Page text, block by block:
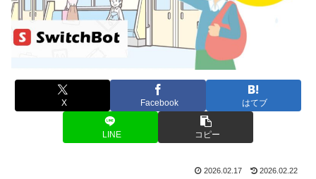
X Facebook はてブ
LINE コピー
2026.02.17 2026.02.22